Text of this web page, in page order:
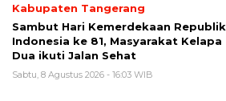
Kabupaten Tangerang
Sambut Hari Kemerdekaan Republik
Indonesia ke 81, Masyarakat Kelapa
Dua ikuti Jalan Sehat
Sabtu, 8 Agustus 2026 - 16:03 WIB